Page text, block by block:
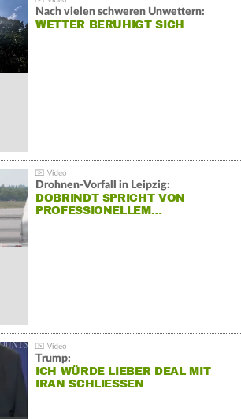
Nach vielen schweren Unwettern:
WETTER BERUHIGT SICH
Drohnen-Vorfall in Leipzig:
DOBRINDT SPRICHT VON
PROFESSIONELLEM…
Trump:
ICH WÜRDE LIEBER DEAL MIT
IRAN SCHLIESSEN